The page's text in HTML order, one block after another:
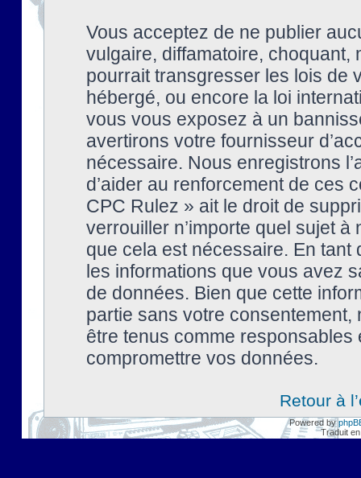
Vous acceptez de ne publier
vulgaire, diffamatoire, choquant,
pourrait transgresser les lois de
hébergé, ou encore la loi
vous vous exposez à un
avertirons votre fournisseur
nécessaire. Nous enregistrons
d’aider au renforcement de ces
CPC Rulez » ait le droit de
verrouiller n’importe quel sujet à
que cela est nécessaire. En tant
les informations que vous avez
de données. Bien que cette
partie sans votre
être tenus comme
compromettre vos données.
Retour à
Powered by
Traduit